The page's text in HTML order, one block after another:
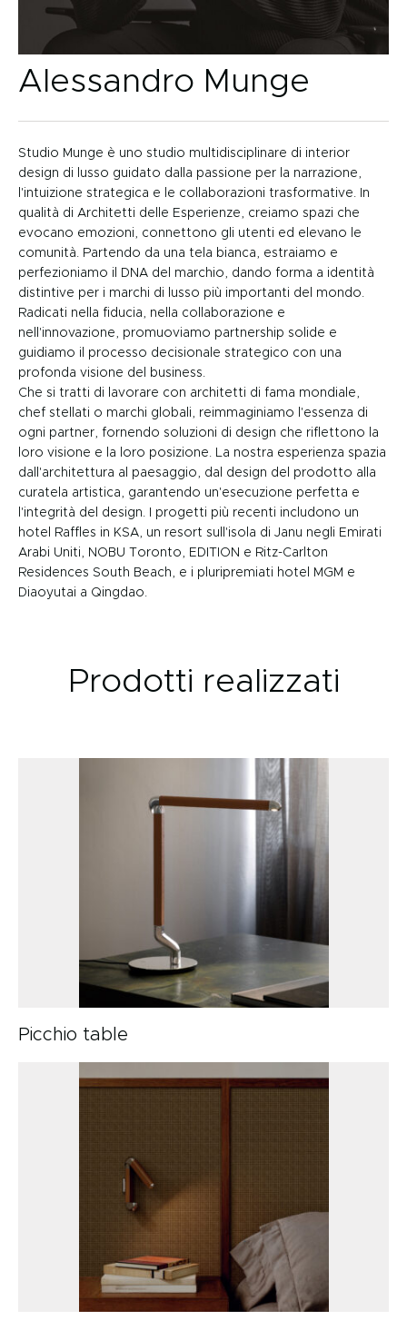
Alessandro Munge
Studio Munge è uno studio multidisciplinare di interior
design di lusso guidato dalla passione per la narrazione,
l'intuizione strategica e le collaborazioni trasformative. In
qualità di Architetti delle Esperienze, creiamo spazi che
evocano emozioni, connettono gli utenti ed elevano le
comunità. Partendo da una tela bianca, estraiamo e
perfezioniamo il DNA del marchio, dando forma a identità
distintive per i marchi di lusso più importanti del mondo.
Radicati nella fiducia, nella collaborazione e
nell'innovazione, promuoviamo partnership solide e
guidiamo il processo decisionale strategico con una
profonda visione del business.
Che si tratti di lavorare con architetti di fama mondiale,
chef stellati o marchi globali, reimmaginiamo l'essenza di
ogni partner, fornendo soluzioni di design che riflettono la
loro visione e la loro posizione. La nostra esperienza spazia
dall'architettura al paesaggio, dal design del prodotto alla
curatela artistica, garantendo un'esecuzione perfetta e
l'integrità del design. I progetti più recenti includono un
hotel Raffles in KSA, un resort sull'isola di Janu negli Emirati
Arabi Uniti, NOBU Toronto, EDITION e Ritz-Carlton
Residences South Beach, e i pluripremiati hotel MGM e
Diaoyutai a Qingdao.
Prodotti realizzati
Picchio table